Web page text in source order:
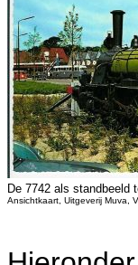
De 7742 als standbeeld
Ansichtkaart, Uitgeverij Muva,